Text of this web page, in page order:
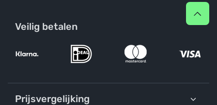
Veilig betalen
Prijsvergelijking